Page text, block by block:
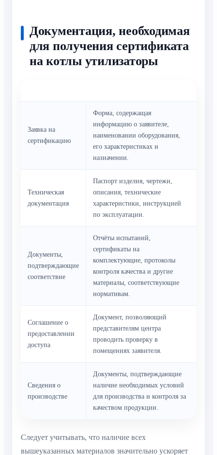
Документация, необходимая
для получения сертификата
на котлы утилизаторы
Заявка на
сертификацию
Форма, содержащая
информацию о заявителе,
наименовании оборудования,
его характеристиках и
назначении.
Техническая
документация
Паспорт изделия, чертежи,
описания, технические
характеристики, инструкцией
по эксплуатации.
Документы,
подтверждающие
соответствие
Отчёты испытаний,
сертификаты на
комплектующие, протоколы
контроля качества и другие
материалы, соответствующие
нормативам.
Соглашение о
предоставлении
доступа
Документ, позволяющий
представителям центра
проводить проверку в
помещениях заявителя.
Сведения о
производстве
Документы, подтверждающие
наличие необходимых условий
для производства и контроля за
качеством продукции.
Следует учитывать, что наличие всех
вышеуказанных материалов значительно ускоряет